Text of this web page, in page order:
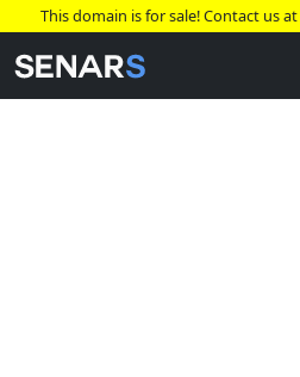
This domain is for sale! Contact us at